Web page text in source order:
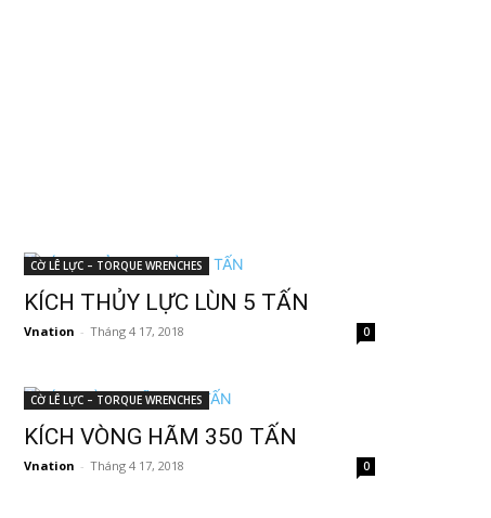
CỜ LÊ LỰC – TORQUE WRENCHES
KÍCH THỦY LỰC LÙN 5 TẤN
Vnation - Tháng 4 17, 2018 0
CỜ LÊ LỰC – TORQUE WRENCHES
KÍCH VÒNG HÃM 350 TẤN
Vnation - Tháng 4 17, 2018 0